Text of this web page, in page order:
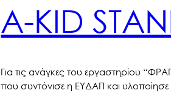
Α-KID
Για τις ανάγκες του εργαστηρίου
που συντόνισε η ΕΥΔΑΠ και